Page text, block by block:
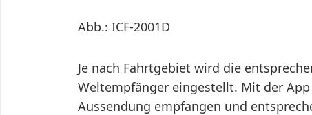
Abb.: ICF-2001D
Je nach Fahrtgebiet wird die
Weltempfänger eingestellt. Mit der
Aussendung empfangen und